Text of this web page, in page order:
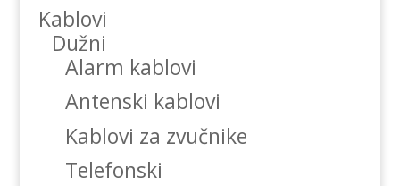
Kablovi
Dužni
Alarm kablovi
Antenski kablovi
Kablovi za zvučnike
Telefonski